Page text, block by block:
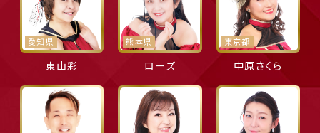
愛知県
東山彩
熊本県
ローズ
東京都
中原さくら